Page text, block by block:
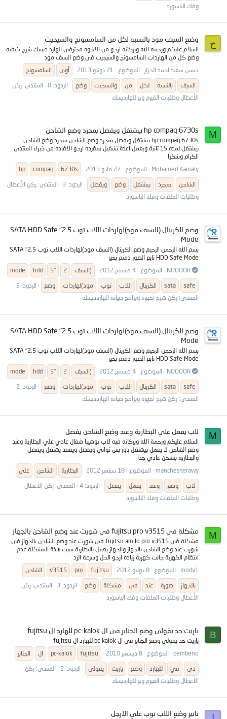
وفك الباسورد
ح وضع السيف مود بالنسبه لكل من السامسونج والسيجيت
السلام عليكم ورحمه الله وبركاته ارجو من الاخوه محترفى الهارد ديسك شرح كيفيه
وضع كل من الهاردات السامسونج والسيجيت فى وضع السيف مود
حسين سعيد احمد الجزار
الموضوع 21 يونيو 2013 أوى
السامسونج
السيف
بالنسبه لكل من والسيجيت وضع الردود: 0 المنتدى: ركن
الأعطال وطلبات الفيرم وير للهارديسك
M hp compaq 6730s بيشتغل ويفصل بمجرد وضع الشاحن
hp compaq 6730s بيشتغل ويفصل بمجرد وضع الشاحن بمجرد وضع الشاحن
بيشتغل لمدة 15 ثانية ويعمل اعدة تشغيل بمفرده ارجو الافاده من خبراء المنتدى
الكرام وشكرا
Mohamed Kamaly
الموضوع 27 مايو 2013 6730s
compaq
hp
الشاحن
بمجرد بيشتغل وضع ويفصل الردود: 3 المنتدى: ركن الأعطال
وطلبات الملفات وفك الباسورد
وضع الكرينال (السيف مود)لهاردات اللاب توب 2.5" SATA HDD Safe
Mode
بسم الله الرحمن الرحيم وضع الكرينال (السيف مود)لهاردات اللاب توب 2.5" SATA
HDD Safe Mode تابع الصور دمتم بخير
NOOOOR
الموضوع 4 ديسمبر 2012 (السيف 2
5"
hdd
mode
safe
sata الكرينال اللاب توب مود)لهاردات وضع
الردود: 5
المنتدى: ركن شرح أجهزة وبرامج صيانة الهاردديسك
وضع الكرينال (السيف مود)لهاردات اللاب توب 2.5" SATA HDD Safe
Mode
بسم الله الرحمن الرحيم وضع الكرينال (السيف مود)لهاردات اللاب توب 2.5" SATA
HDD Safe Mode تابع الصور دمتم بخير
NOOOOR
الموضوع 4 ديسمبر 2012 (السيف 2
5"
hdd
mode
safe
sata الكرينال اللاب توب مود)لهاردات وضع
الردود: 2
المنتدى: ركن شرح أجهزة وبرامج صيانة الهاردديسك
M لاب يعمل علي البطارية وعند وضع الشاحن يفصل
السلام عليكم ورحمة الله وبركاته فيه لاب توشيبا شغال عادي علي البطارية وعند
وضع الشاحن لا يعمل بيشتغل باور بس ثواني ويفصل ويقعد يشتغل ويفصل
والبطارية بتشحن عادي جدا
manchesterawy
الموضوع 18 سبتمبر 2012 البطارية الشاحن
علي
لاب
وضع وعند يعمل يفصل الردود: 4 المنتدى: ركن الأعطال
وطلبات الملفات وفك الباسورد
M مشكلة في fujitsu pro v3515 في شورت عند وضع الشاحن بالجهاز
مشكلة في fujitsu amilo pro v3515 في شورت عند وضع الشاحن بالجهاز في
شورت عند وضع الشاحن بالجهاز والجهاز يعمل بالبطارية سبب هذة المشكلة عدم
انتظام الكهربة جائت كهربة زيادة ارجو الحل وسرعة الرد
mody1
الموضوع 8 يونيو 2012 fujitsu
pro
v3515
الشاحن
بالجهاز
صورة عند في مشكلة وضع الردود: 3 المنتدى: ركن
الأعطال وطلبات الملفات وفك الباسورد
B ياريت حد يقولى وضع الجنابر فى ال pc-kalok للهارد ال fujitsu
ياريت حد يقولى وضع الجنابر فى ال pc-kalok للهارد ال fujitsu
bembeno
الموضوع 8 ديسمبر 2010 fujitsu
pc-kalok ال
الجنابر
دى
في للهارد وضع ياريت يقولى الردود: 2 المنتدى: ركن
الأعطال وطلبات الفيرم وير للهارديسك
تاثير وضع اللاب توب علي الارجل